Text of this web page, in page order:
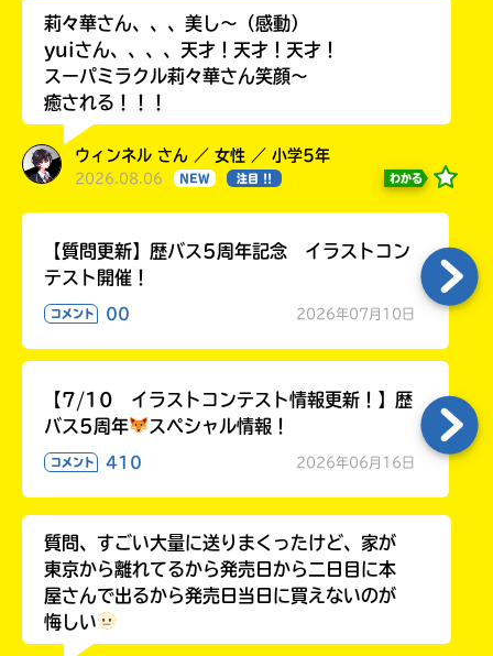
莉々華さん、、、美し〜（感動）
yuiさん、、、、天才！天才！天才！
スーパミラクル莉々華さん笑顔〜
癒される！！！
ウィンネル さん ／ 女性 ／ 小学5年
2026.08.06 NEW 注目 !! わかる
【質問更新】歴バス5周年記念 イラストコン
テスト開催！
コメント 00 2026年07月10日
【7/10 イラストコンテスト情報更新！】歴
バス5周年
スペシャル情報！
コメント 410 2026年06月16日
質問、すごい大量に送りまくったけど、家が
東京から離れてるから発売日から二日目に本
屋さんで出るから発売日当日に買えないのが
悔しい